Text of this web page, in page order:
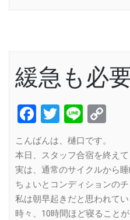
緩急も必
Facebook
Twitter
Line
こんばんは、樋口です。
本日、スタッフ合宿を終えて
実は、通常のサイクルから
ちょいとコンディションの
私は朝早起きだと思われてい
時々、10時間ほど寝ることが